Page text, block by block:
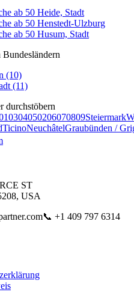
ab 50 Heide, Stadt
ab 50 Henstedt-Ulzburg
ab 50 Husum, Stadt
(10)
(11)
durchstöbern
0304050206070809Steiermark
TicinoNeuchâtelGraubünden /
ST
USA
📞 +1 409 797 6314